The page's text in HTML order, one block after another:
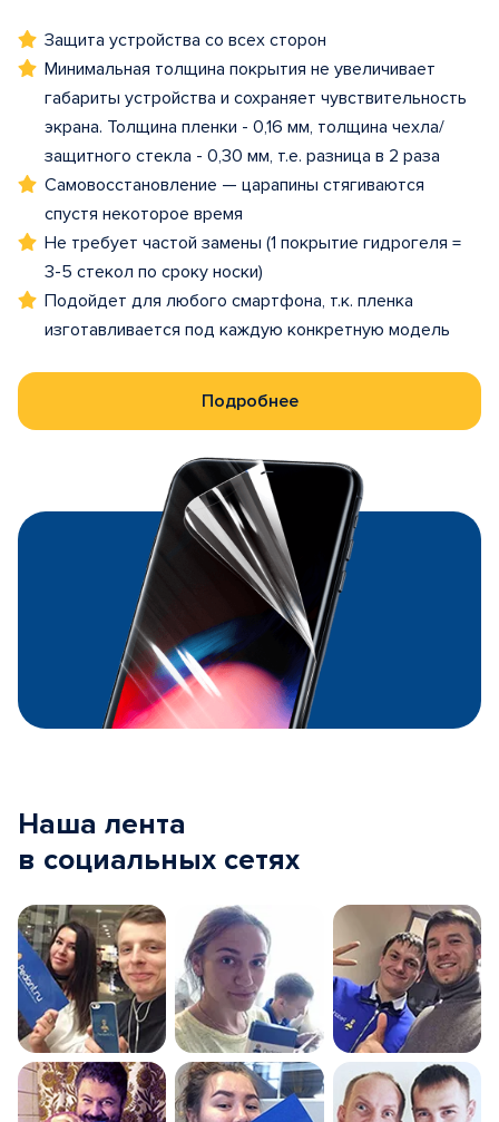
Защита устройства со всех сторон
Минимальная толщина покрытия не увеличивает
габариты устройства и сохраняет чувствительность
экрана. Толщина пленки - 0,16 мм, толщина чехла/
защитного стекла - 0,30 мм, т.е. разница в 2 раза
Самовосстановление — царапины стягиваются
спустя некоторое время
Не требует частой замены (1 покрытие гидрогеля =
3-5 стекол по сроку носки)
Подойдет для любого смартфона, т.к. пленка
изготавливается под каждую конкретную модель
Подробнее
Наша лента
в социальных сетях